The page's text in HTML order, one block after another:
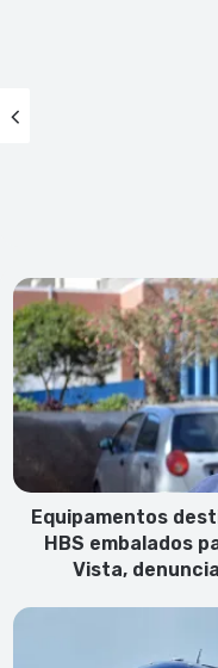
Equipamentos
destinados
à
nova
Maternidade
do
embalados
para
serem
enviados
Vista,
Equipamentos
HBS embalados
Vista,
Hantavírus: